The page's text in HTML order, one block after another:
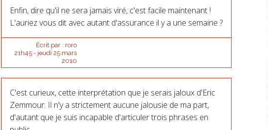
Enfin, dire qu'il ne sera jamais viré, c'est facile maintenant !
L'auriez vous dit avec autant d'assurance il y a une semaine ?
Écrit par : roro
21h45- jeudi 25 mars
2010
C'est curieux, cette interprétation que je serais jaloux d'Eric
Zemmour. Il n'y a strictement aucune jalousie de ma part,
d'autant que je suis incapable d'articuler trois phrases en